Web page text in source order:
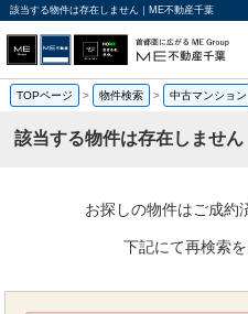
該当する物件は存在しません｜ME不動産千葉
TOPページ > 物件検索 > 中古マンション
該当する物件は存在しません
お探しの物件はご成約
下記にて再検索を